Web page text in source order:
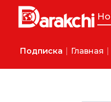
Подписка Главная